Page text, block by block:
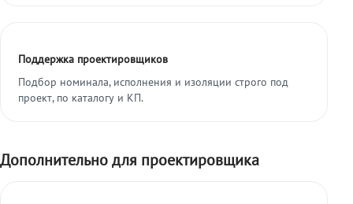
Поддержка проектировщиков
Подбор номинала, исполнения и изоляции строго под
проект, по каталогу и КП.
Дополнительно для проектировщика